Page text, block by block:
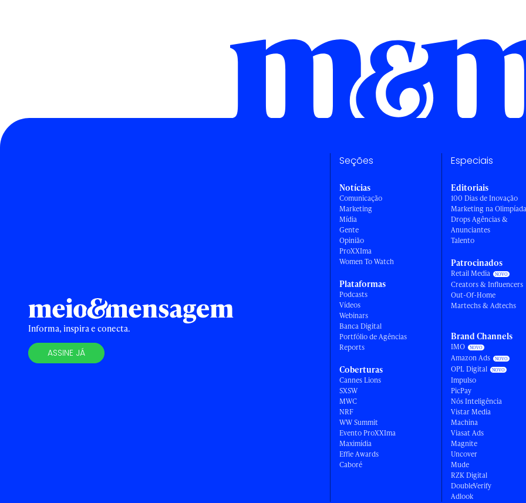
Informa, inspira e conecta.
ASSINE JÁ
Seções
Notícias
Comunicação
Marketing
Mídia
Gente
Opinião
ProXXIma
Women To Watch
Plataformas
Podcasts
Vídeos
Webinars
Banca Digital
Portfólio de Agências
Reports
Coberturas
Cannes Lions
SXSW
MWC
NRF
WW Summit
Evento ProXXIma
Maximídia
Effie Awards
Caboré
Especiais
Editoriais
100 Dias de Inovação
Marketing na Olimpíada
Drops Agências &
Anunciantes
Talento
Patrocinados
Retail Media
Creators & Influencers
Out-Of-Home
Martechs & Adtechs
Brand Channels
IMO
Amazon Ads
OPL Digital
Impulso
PicPay
Nós Inteligência
Vistar Media
Machina
Viasat Ads
Magnite
Uncover
Mude
RZK Digital
DoubleVerify
Adlook